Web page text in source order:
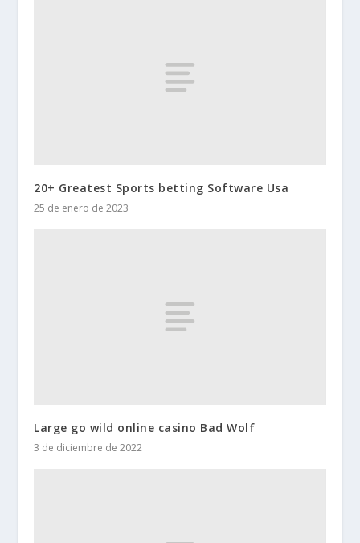
20+ Greatest Sports betting Software Usa
25 de enero de 2023
Large go wild online casino Bad Wolf
3 de diciembre de 2022